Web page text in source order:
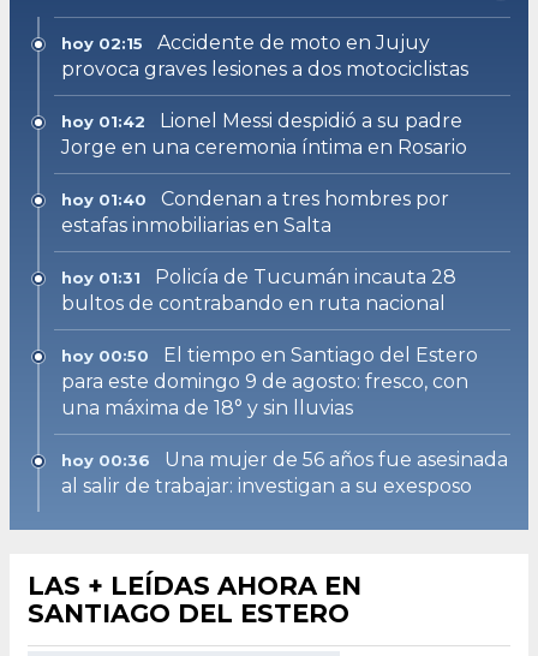
hoy 02:15
Accidente de moto en Jujuy
provoca graves lesiones a dos motociclistas
hoy 01:42
Lionel Messi despidió a su padre
Jorge en una ceremonia íntima en Rosario
hoy 01:40
Condenan a tres hombres por
estafas inmobiliarias en Salta
hoy 01:31
Policía de Tucumán incauta 28
bultos de contrabando en ruta nacional
hoy 00:50
El tiempo en Santiago del Estero
para este domingo 9 de agosto: fresco, con
una máxima de 18° y sin lluvias
hoy 00:36
Una mujer de 56 años fue asesinada
al salir de trabajar: investigan a su exesposo
LAS + LEÍDAS AHORA EN
SANTIAGO DEL ESTERO